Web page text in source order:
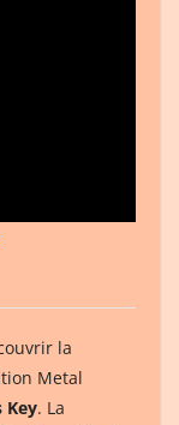
la
Metal
Key. La